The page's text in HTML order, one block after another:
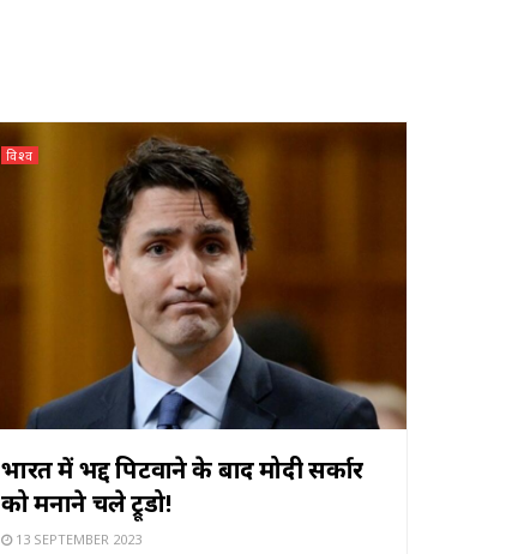
विश्व
भारत में भद्द पिटवाने के बाद मोदी सर्कार
को मनाने चले ट्रूडो!
13 SEPTEMBER 2023